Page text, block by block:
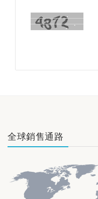
全球銷售通路